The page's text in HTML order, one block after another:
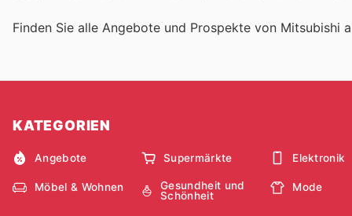
Finden Sie alle Angebote und Prospekte von Mitsubishi
KATEGORIEN
Angebote Supermärkte Elektronik
Möbel & Wohnen
Gesundheit und
Schönheit
Mode